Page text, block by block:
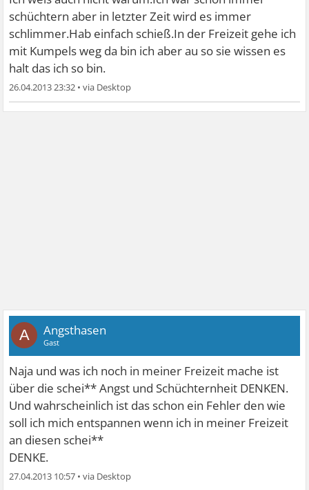
schüchtern aber in letzter Zeit wird es immer
schlimmer.Hab einfach schieß.In der Freizeit gehe ich
mit Kumpels weg da bin ich aber au so sie wissen es
halt das ich so bin.
26.04.2013 23:32 •
A Angsthasen
Gast
Naja und was ich noch in meiner Freizeit mache ist
über die schei** Angst und Schüchternheit DENKEN.
Und wahrscheinlich ist das schon ein Fehler den wie
soll ich mich entspannen wenn ich in meiner Freizeit
an diesen schei**
DENKE.
27.04.2013 10:57 •